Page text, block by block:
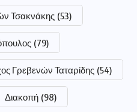
Τσακνάκης (53)
(79)
Γρεβενών Ταταρίδης (54)
Διακοπή (98)